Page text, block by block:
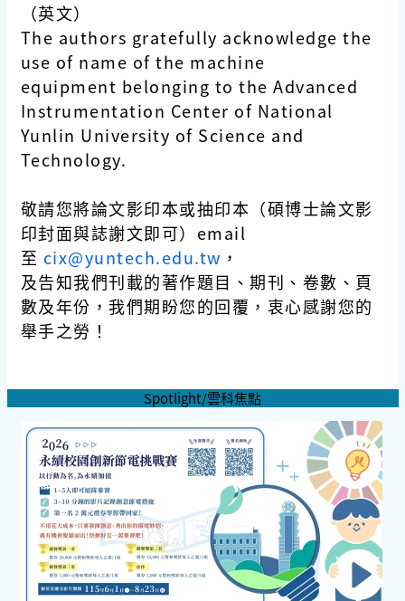
（英文）
The authors gratefully acknowledge the
use of name of the machine
equipment belonging to the Advanced
Instrumentation Center of National
Yunlin University of Science and
Technology.
敬請您將論文影印本或抽印本（碩博士論文影
印封面與誌謝文即可）email
至 cix@yuntech.edu.tw ，
及告知我們刊載的著作題目、期刊、卷數、頁
數及年份，我們期盼您的回覆，衷心感謝您的
舉手之勞！
Spotlight/雲科焦點